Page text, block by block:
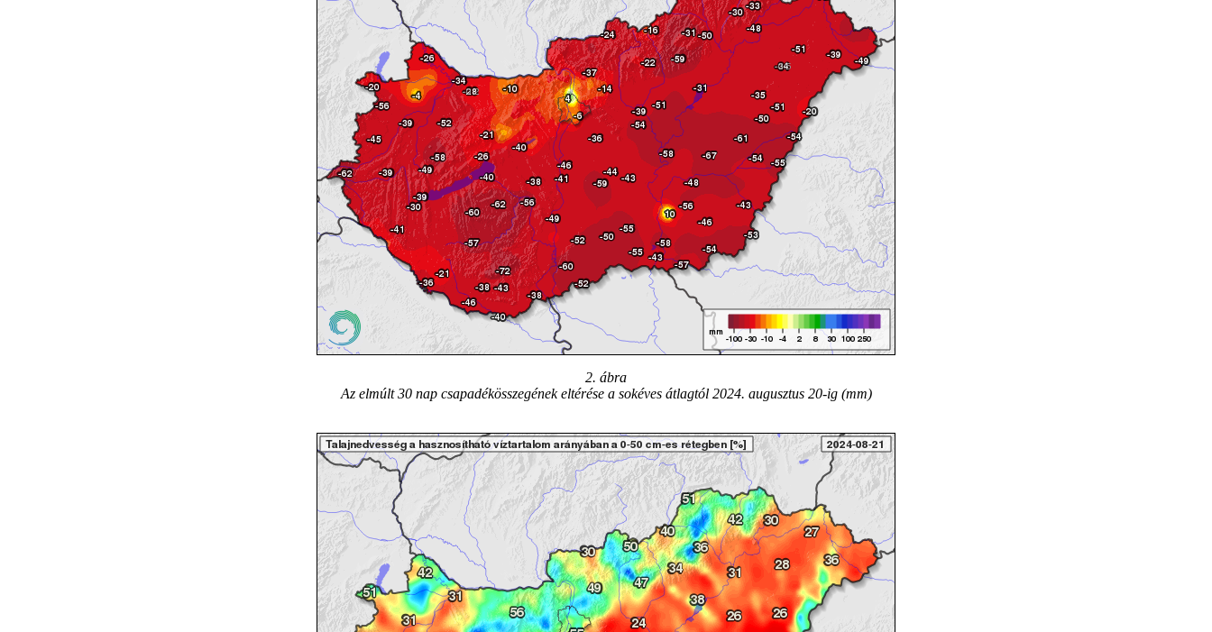
2. ábra
Az elmúlt 30 nap csapadékösszegének eltérése a sokéves átlagtól 2024. augusztus 20-ig (mm)